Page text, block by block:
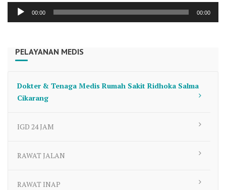
Audio
00:00 00:00
PELAYANAN MEDIS
Dokter & Tenaga Medis Rumah Sakit Ridhoka Salma
Cikarang
IGD 24 JAM
RAWAT JALAN
RAWAT INAP